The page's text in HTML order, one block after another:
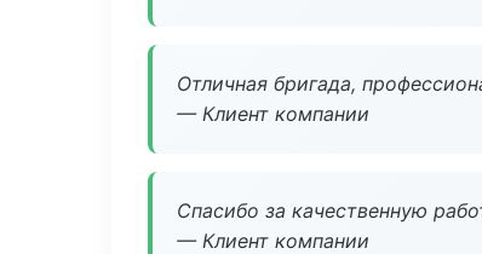
Отличная бригада,
— Клиент компании
Спасибо за качественную
— Клиент компании